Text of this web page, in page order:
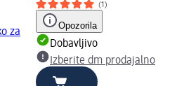
za
(1)
Opozorila
Dobavljivo
Izberite dm prodajalno